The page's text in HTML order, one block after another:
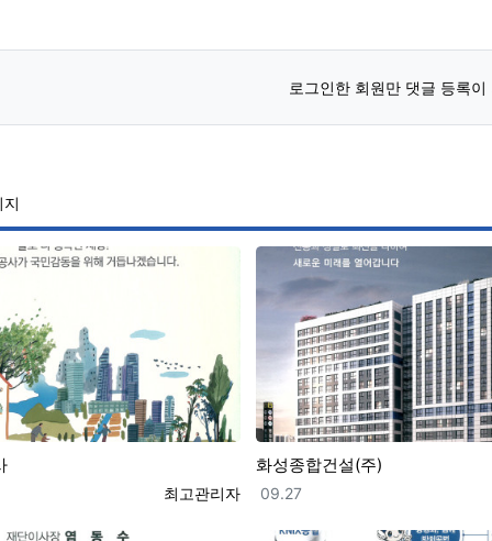
로그인한 회원만 댓글 등록이
등록자
최고관리자
화성종합건설(주)
등록일
09.27